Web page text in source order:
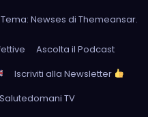
Tema: Newses di Themeansar.
Ascolta il Podcast
Iscriviti alla Newsletter
TV